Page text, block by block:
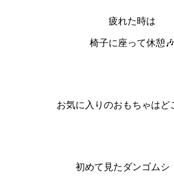
疲れた時は
椅子に座って休憩🎶
お気に入りのおもちゃはど
初めて見たダンゴムシ